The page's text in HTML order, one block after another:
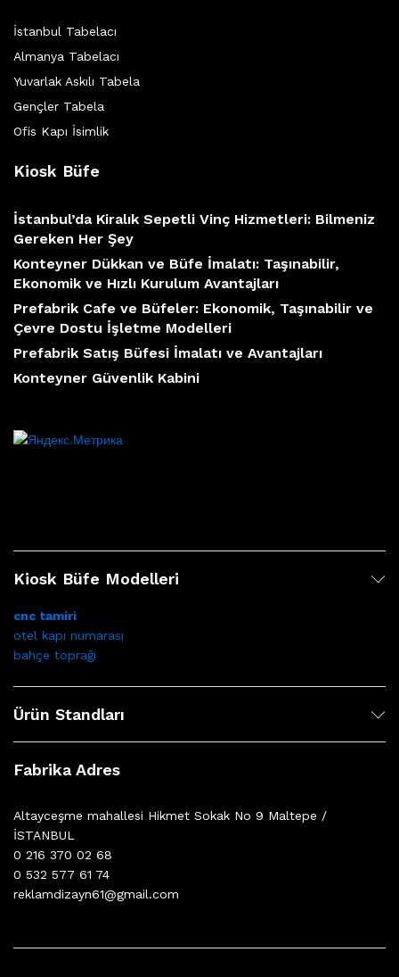
İstanbul Tabelacı
Almanya Tabelacı
Yuvarlak Askılı Tabela
Gençler Tabela
Ofis Kapı İsimlik
Kiosk Büfe
İstanbul’da Kiralık Sepetli Vinç Hizmetleri: Bilmeniz
Gereken Her Şey
Konteyner Dükkan ve Büfe İmalatı: Taşınabilir,
Ekonomik ve Hızlı Kurulum Avantajları
Prefabrik Cafe ve Büfeler: Ekonomik, Taşınabilir ve
Çevre Dostu İşletme Modelleri
Prefabrik Satış Büfesi İmalatı ve Avantajları
Konteyner Güvenlik Kabini
Kiosk Büfe Modelleri
cnc tamiri
otel kapı numarası
bahçe toprağı
Ürün Standları
Fabrika Adres
Altayceşme mahallesi Hikmet Sokak No 9 Maltepe /
İSTANBUL
0 216 370 02 68
0 532 577 61 74
reklamdizayn61@gmail.com